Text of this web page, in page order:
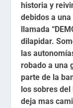
historia y
debidos a
llamada
dilapidar.
las
robado a una
parte de la
los sobres del
deja mas